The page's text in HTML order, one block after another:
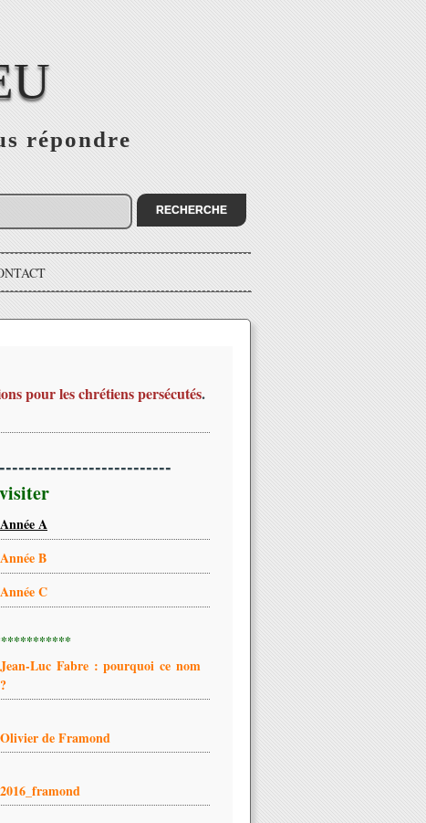
répondre
pour les chrétiens persécutés.
Année A
Année B
Année C
Jean-Luc Fabre : pourquoi ce nom
?
Olivier de Framond
2016_framond